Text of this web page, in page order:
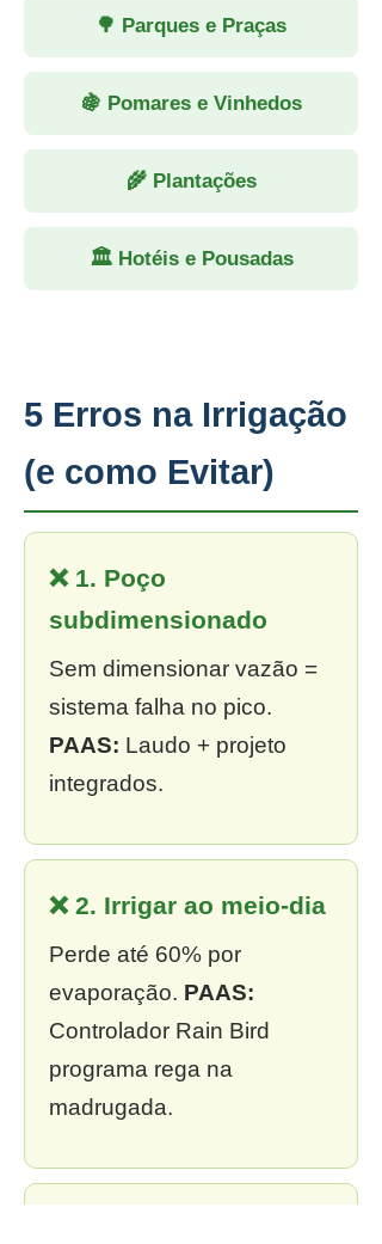
🌳 Parques e Praças
🍇 Pomares e Vinhedos
🌾 Plantações
🏛 Hotéis e Pousadas
5 Erros na Irrigação
(e como Evitar)
❌ 1. Poço
subdimensionado
Sem dimensionar vazão =
sistema falha no pico.
PAAS: Laudo + projeto
integrados.
❌ 2. Irrigar ao meio-dia
Perde até 60% por
evaporação. PAAS:
Controlador Rain Bird
programa rega na
madrugada.